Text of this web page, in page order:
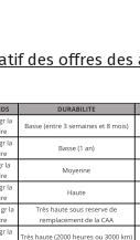
des offres